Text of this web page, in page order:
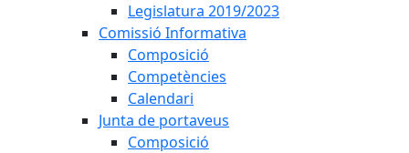
Legislatura 2019/2023
Comissió Informativa
Composició
Competències
Calendari
Junta de portaveus
Composició